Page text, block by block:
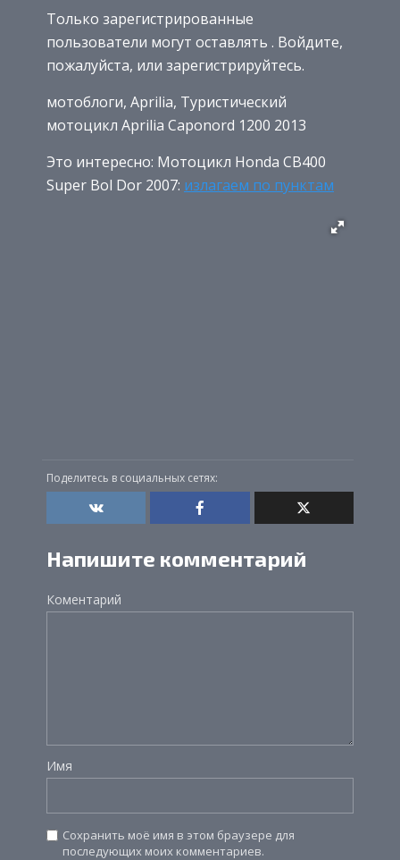
Только зарегистрированные
пользователи могут оставлять . Войдите,
пожалуйста, или зарегистрируйтесь.
мотоблоги, Aprilia, Туристический
мотоцикл Aprilia Caponord 1200 2013
Это интересно: Мотоцикл Honda CB400
Super Bol Dor 2007: излагаем по пунктам
Поделитесь в социальных сетях:
Напишите комментарий
Коментарий
Имя
Сохранить моё имя в этом браузере для
последующих моих комментариев.